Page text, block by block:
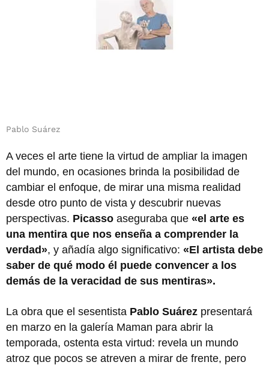
Pablo Suárez
A veces el arte tiene la virtud de ampliar la imagen
del mundo, en ocasiones brinda la posibilidad de
cambiar el enfoque, de mirar una misma realidad
desde otro punto de vista y descubrir nuevas
perspectivas. Picasso aseguraba que «el arte es
una mentira que nos enseña a comprender la
verdad», y añadía algo significativo: «El artista debe
saber de qué modo él puede convencer a los
demás de la veracidad de sus mentiras».
La obra que el sesentista Pablo Suárez presentará
en marzo en la galería Maman para abrir la
temporada, ostenta esta virtud: revela un mundo
atroz que pocos se atreven a mirar de frente, pero